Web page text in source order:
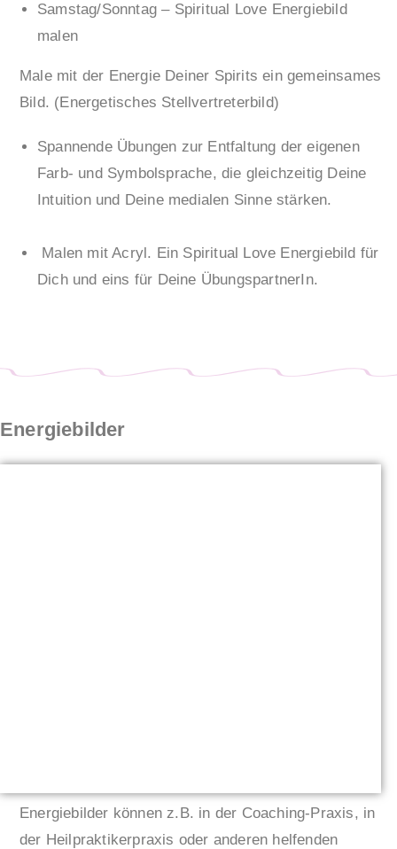
Samstag/Sonntag – Spiritual Love Energiebild
malen
Male mit der Energie Deiner Spirits ein gemeinsames
Bild. (Energetisches Stellvertreterbild)
Spannende Übungen zur Entfaltung der eigenen
Farb- und Symbolsprache, die gleichzeitig Deine
Intuition und Deine medialen Sinne stärken.
Malen mit Acryl. Ein Spiritual Love Energiebild für
Dich und eins für Deine ÜbungspartnerIn.
Energiebilder
Energiebilder können z.B. in der Coaching-Praxis, in
der Heilpraktikerpraxis oder anderen helfenden